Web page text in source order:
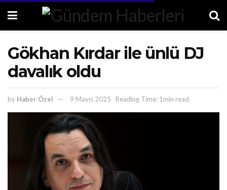
Gökhan Kırdar ile ünlü DJ
davalık oldu
by Haber Özel 9 Mayıs 2025 Reading Time: 1min read